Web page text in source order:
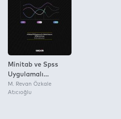
Minitab ve Spss
Uygulamalı
İstatistiksel Kalite
Kontrol
M. Revan Özkale
Atıcıoğlu